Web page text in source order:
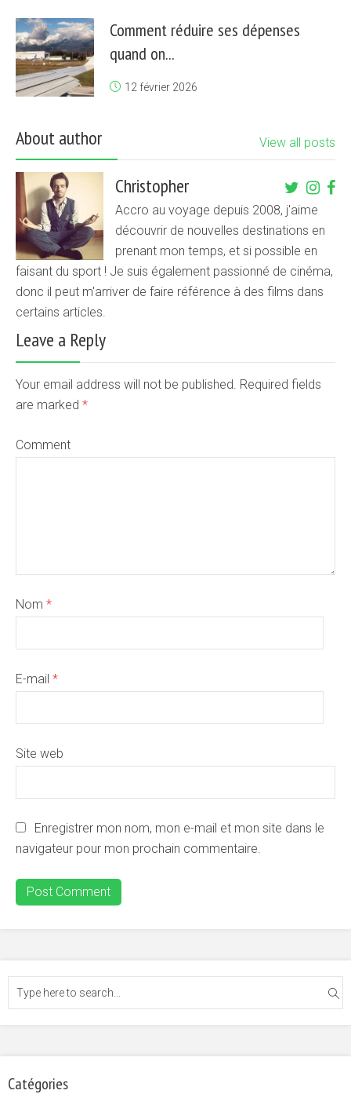
Comment réduire ses dépenses
quand on...
12 février 2026
About author View all posts
Christopher
Accro au voyage depuis 2008, j'aime
découvrir de nouvelles destinations en
prenant mon temps, et si possible en
faisant du sport ! Je suis également passionné de cinéma,
donc il peut m'arriver de faire référence à des films dans
certains articles.
Leave a Reply
Your email address will not be published. Required fields
are marked *
Comment
Nom *
E-mail *
Site web
Enregistrer mon nom, mon e-mail et mon site dans le
navigateur pour mon prochain commentaire.
Catégories